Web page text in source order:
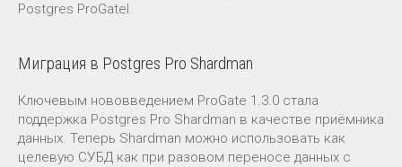
Postgres ProGatel.
Миграция в Postgres Pro Shardman
Ключевым нововведением ProGate 1.3.0 стала
поддержка Postgres Pro Shardman в качестве приёмника
данных. Теперь Shardman можно использовать как
целевую СУБД как при разовом переносе данных с